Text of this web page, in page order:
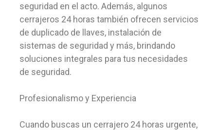
seguridad en el acto. Además, algunos
cerrajeros 24 horas también ofrecen servicios
de duplicado de llaves, instalación de
sistemas de seguridad y más, brindando
soluciones integrales para tus necesidades
de seguridad.
Profesionalismo y Experiencia
Cuando buscas un cerrajero 24 horas urgente,